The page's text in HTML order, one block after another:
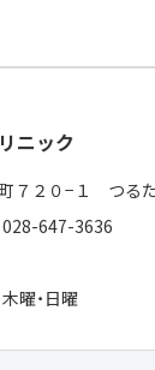
ニック
７２０−１ つる
028-647-3636
木曜・日曜